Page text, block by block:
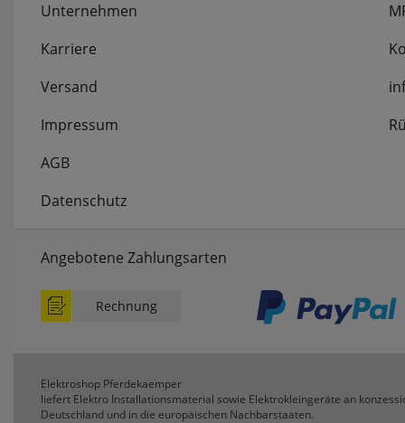
Unternehmen
Karriere
Versand
Impressum
AGB
Datenschutz
Angebotene Zahlungsarten
Rechnung
Elektroshop Pferdekaemper
liefert Elektro Installationsmaterial sowie Elektrokleingeräte an
Deutschland und in die europäischen Nachbarstaaten.